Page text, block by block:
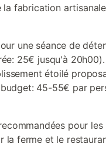
fabrication
une séance de
25€ jusqu'à
étoilé
45-55€ par
pour les
la ferme et le